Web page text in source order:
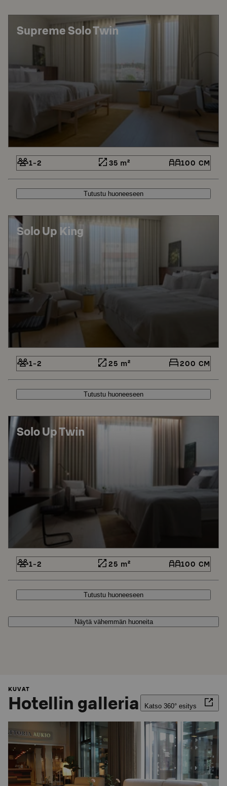
Supreme Solo Twin
1-2 35 m² 100 CM
Tutustu huoneeseen
Solo Up King
1-2 25 m² 200 CM
Tutustu huoneeseen
Solo Up Twin
1-2 25 m² 100 CM
Tutustu huoneeseen
Näytä vähemmän huoneita
KUVAT
Hotellin galleria Katso 360° esitys